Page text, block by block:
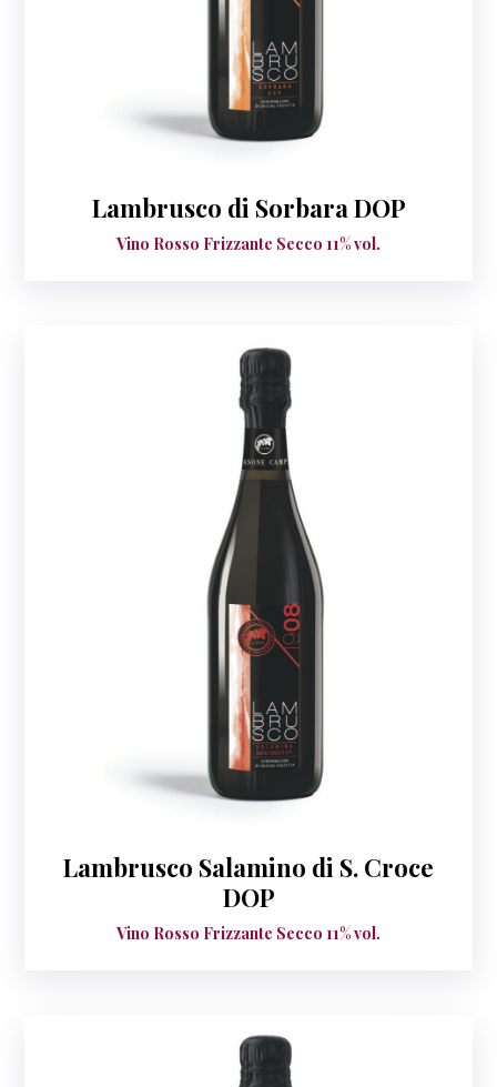
Lambrusco di Sorbara DOP
Vino Rosso Frizzante Secco 11% vol.
Lambrusco Salamino di S. Croce
DOP
Vino Rosso Frizzante Secco 11% vol.